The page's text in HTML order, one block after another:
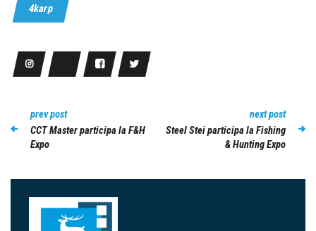
4karp
prev post
CCT Master participa la F&H
Expo
next post
Steel Stei participa la Fishing
& Hunting Expo